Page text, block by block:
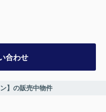
合わせ
】の販売中物件